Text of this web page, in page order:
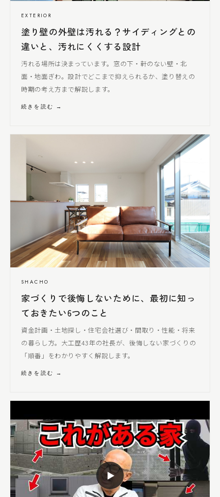
EXTERIOR
塗り壁の外壁は汚れる？サイディングとの
違いと、汚れにくく する設計
汚れる場所は決まっています。窓の下・軒のない壁・北
面・地面ぎわ。設計でどこまで抑えられるか、塗り替えの
時期の考え方まで解説します。
続きを読む →
SHACHO
家づくりで後悔しないために、最初に知っ
ておきたい6つのこと
資金計画・土地探し・住宅会社選び・間取り・性能・将来
の暮らし方。大工歴43年の社長が、後悔しない家づくりの
「順番」をわかりやすく解説します。
続きを読む →
▶